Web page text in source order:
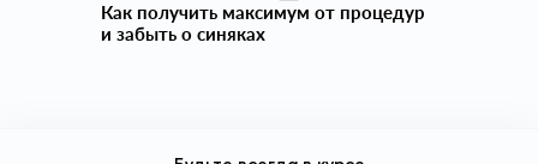
Как получить максимум от процедур
и забыть о синяках